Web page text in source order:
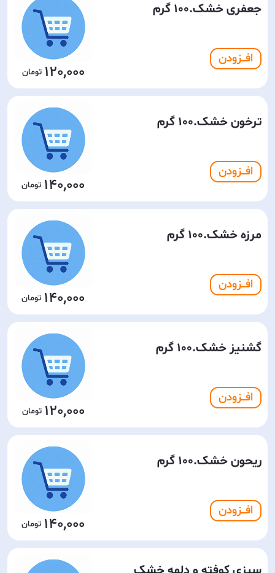
جعفری خشک.100 گرم
افـــزودن
120,000
ترخون خشک.100 گرم
افـــزودن
140,000
مرزه خشک.100 گرم
افـــزودن
140,000
گشنیز خشک.100 گرم
افـــزودن
120,000
ریحون خشک.100 گرم
افـــزودن
140,000